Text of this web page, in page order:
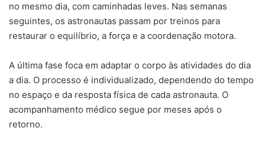
no mesmo dia, com caminhadas leves. Nas semanas
seguintes, os astronautas passam por treinos para
restaurar o equilíbrio, a força e a coordenação motora.
A última fase foca em adaptar o corpo às atividades do dia
a dia. O processo é individualizado, dependendo do tempo
no espaço e da resposta física de cada astronauta. O
acompanhamento médico segue por meses após o
retorno.